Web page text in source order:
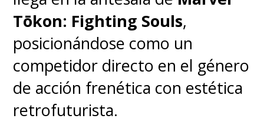
Tōkon: Fighting Souls,
posicionándose como un
competidor directo en el género
de acción frenética con estética
retrofuturista.